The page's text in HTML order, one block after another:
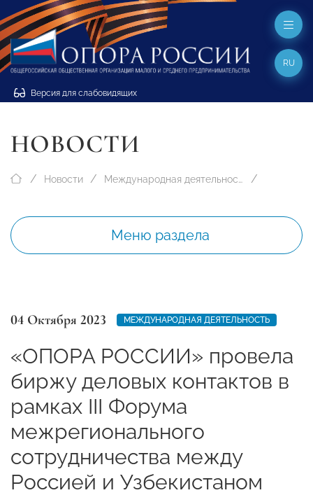
Версия для слабовидящих
RU
НОВОСТИ
Новости Международная деятельность
Меню раздела
04 Октября 2023 МЕЖДУНАРОДНАЯ ДЕЯТЕЛЬНОСТЬ
«ОПОРА РОССИИ» провела
биржу деловых контактов в
рамках III Форума
межрегионального
сотрудничества между
Россией и Узбекистаном